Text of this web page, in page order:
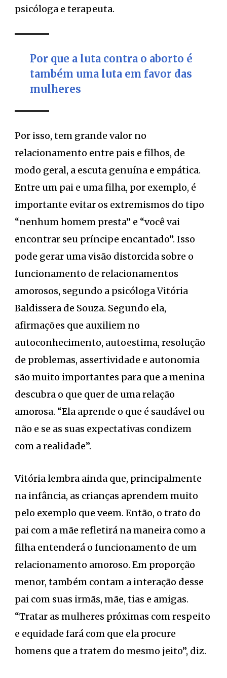
psicóloga e terapeuta.
Por que a luta contra o aborto é
também uma luta em favor das
mulheres
Por isso, tem grande valor no
relacionamento entre pais e filhos, de
modo geral, a escuta genuína e empática.
Entre um pai e uma filha, por exemplo, é
importante evitar os extremismos do tipo
“nenhum homem presta” e “você vai
encontrar seu príncipe encantado”. Isso
pode gerar uma visão distorcida sobre o
funcionamento de relacionamentos
amorosos, segundo a psicóloga Vitória
Baldissera de Souza. Segundo ela,
afirmações que auxiliem no
autoconhecimento, autoestima, resolução
de problemas, assertividade e autonomia
são muito importantes para que a menina
descubra o que quer de uma relação
amorosa. “Ela aprende o que é saudável ou
não e se as suas expectativas condizem
com a realidade”.
Vitória lembra ainda que, principalmente
na infância, as crianças aprendem muito
pelo exemplo que veem. Então, o trato do
pai com a mãe refletirá na maneira como a
filha entenderá o funcionamento de um
relacionamento amoroso. Em proporção
menor, também contam a interação desse
pai com suas irmãs, mãe, tias e amigas.
“Tratar as mulheres próximas com respeito
e equidade fará com que ela procure
homens que a tratem do mesmo jeito”, diz.